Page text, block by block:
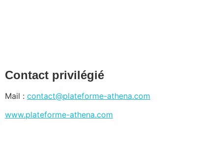
Contact privilégié
Mail : contact@plateforme-athena.com
www.plateforme-athena.com